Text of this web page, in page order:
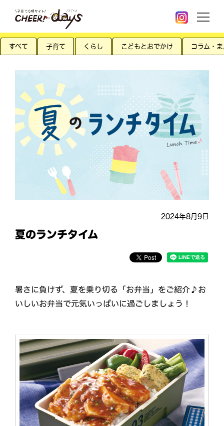
すべて 子育て くらし こどもとおでかけ コラム・
2024年8月9日
夏のランチタイム
暑さに負けず、夏を乗り切る「お弁当」をご紹介♪お
いしいお弁当で元気いっぱいに過ごしましょう！